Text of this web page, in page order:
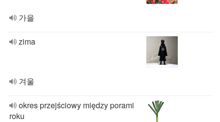
가을
zima
겨울
okres przejściowy między porami
roku